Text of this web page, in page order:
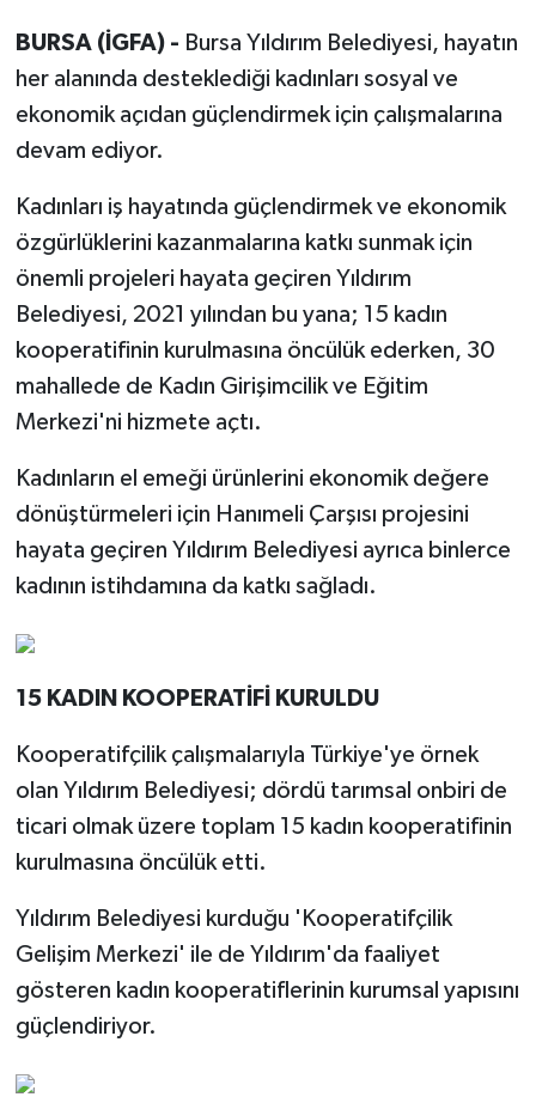
BURSA (İGFA) - Bursa Yıldırım Belediyesi, hayatın
her alanında desteklediği kadınları sosyal ve
ekonomik açıdan güçlendirmek için çalışmalarına
devam ediyor.
Kadınları iş hayatında güçlendirmek ve ekonomik
özgürlüklerini kazanmalarına katkı sunmak için
önemli projeleri hayata geçiren Yıldırım
Belediyesi, 2021 yılından bu yana; 15 kadın
kooperatifinin kurulmasına öncülük ederken, 30
mahallede de Kadın Girişimcilik ve Eğitim
Merkezi'ni hizmete açtı.
Kadınların el emeği ürünlerini ekonomik değere
dönüştürmeleri için Hanımeli Çarşısı projesini
hayata geçiren Yıldırım Belediyesi ayrıca binlerce
kadının istihdamına da katkı sağladı.
15 KADIN KOOPERATİFİ KURULDU
Kooperatifçilik çalışmalarıyla Türkiye'ye örnek
olan Yıldırım Belediyesi; dördü tarımsal onbiri de
ticari olmak üzere toplam 15 kadın kooperatifinin
kurulmasına öncülük etti.
Yıldırım Belediyesi kurduğu 'Kooperatifçilik
Gelişim Merkezi' ile de Yıldırım'da faaliyet
gösteren kadın kooperatiflerinin kurumsal yapısını
güçlendiriyor.